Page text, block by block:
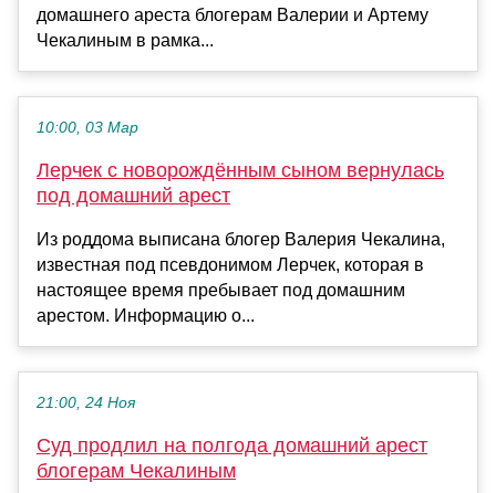
домашнего ареста блогерам Валерии и Артему
Чекалиным в рамка...
10:00, 03 Мар
Лерчек с новорождённым сыном вернулась
под домашний арест
Из роддома выписана блогер Валерия Чекалина,
известная под псевдонимом Лерчек, которая в
настоящее время пребывает под домашним
арестом. Информацию о...
21:00, 24 Ноя
Суд продлил на полгода домашний арест
блогерам Чекалиным